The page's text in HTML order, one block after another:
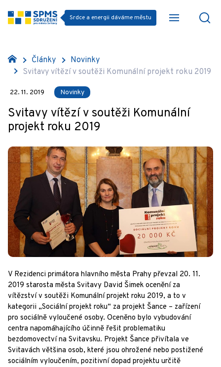
Srdce a energii dáváme městu
Články
Novinky
Svitavy vítězí v soutěži Komunální projekt roku 2019
22. 11. 2019 Novinky
Svitavy vítězí v soutěži Komunální
projekt roku 2019
V Rezidenci primátora hlavního města Prahy převzal 20. 11.
2019 starosta města Svitavy David Šimek ocenění za
vítězství v soutěži Komunální projekt roku 2019, a to v
kategorii „Sociální projekt roku“ za projekt Šance – zařízení
pro sociálně vyloučené osoby. Oceněno bylo vybudování
centra napomáhajícího účinně řešit problematiku
bezdomovectví na Svitavsku. Projekt Šance přivítala ve
Svitavách většina osob, které jsou ohrožené nebo postižené
sociálním vyloučením, pozitivní dopad projektu určitě